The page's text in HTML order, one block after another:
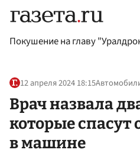
Покушение на главу
12 апреля 2024 18:15
Врач назвала
которые спасут
в машине